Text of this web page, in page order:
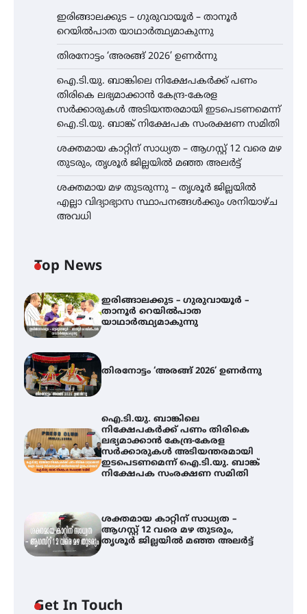
ഇരിങ്ങാലക്കുട – ഗുരുവായൂർ – താനൂർ
റെയിൽപാത യാഥാർത്ഥ്യമാകുന്നു
തിരനോട്ടം ‘അരങ്ങ് 2026’ ഉണർന്നു
ഐ.ടി.യു. ബാങ്കിലെ നിക്ഷേപകർക്ക് പണം
തിരികെ ലഭ്യമാക്കാൻ കേന്ദ്ര-കേരള
സർക്കാരുകൾ അടിയന്തരമായി ഇടപെടണമെന്ന്
ഐ.ടി.യു. ബാങ്ക് നിക്ഷേപക സംരക്ഷണ സമിതി
ശക്തമായ കാറ്റിന് സാധ്യത – ആഗസ്റ്റ് 12 വരെ മഴ
തുടരും, തൃശൂർ ജില്ലയിൽ മഞ്ഞ അലർട്ട്
ശക്തമായ മഴ തുടരുന്നു – തൃശൂർ ജില്ലയിൽ
എല്ലാ വിദ്യാഭ്യാസ സ്ഥാപനങ്ങൾക്കും ശനിയാഴ്ച
അവധി
Top News
ഇരിങ്ങാലക്കുട – ഗുരുവായൂർ –
താനൂർ റെയിൽപാത
യാഥാർത്ഥ്യമാകുന്നു
തിരനോട്ടം ‘അരങ്ങ് 2026’ ഉണർന്നു
ഐ.ടി.യു. ബാങ്കിലെ
നിക്ഷേപകർക്ക് പണം തിരികെ
ലഭ്യമാക്കാൻ കേന്ദ്ര-കേരള
സർക്കാരുകൾ അടിയന്തരമായി
ഇടപെടണമെന്ന് ഐ.ടി.യു. ബാങ്ക്
നിക്ഷേപക സംരക്ഷണ സമിതി
ശക്തമായ കാറ്റിന് സാധ്യത –
ആഗസ്റ്റ് 12 വരെ മഴ തുടരും,
തൃശൂർ ജില്ലയിൽ മഞ്ഞ അലർട്ട്
Get In Touch